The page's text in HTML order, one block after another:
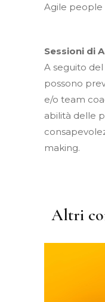
Agile people
Sessioni di
A seguito
possono
e/o team
abilità delle
making.
Altri